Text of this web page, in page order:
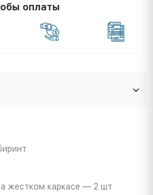
оплаты
жестком каркасе — 2 шт